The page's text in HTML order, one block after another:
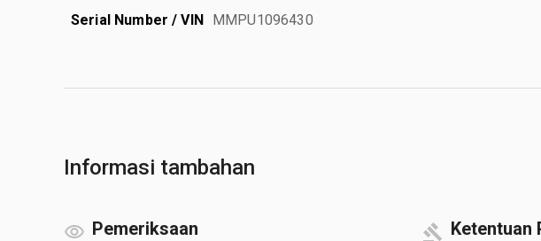
Serial Number / VIN MMPU1096430
Informasi tambahan
Pemeriksaan Ketentuan